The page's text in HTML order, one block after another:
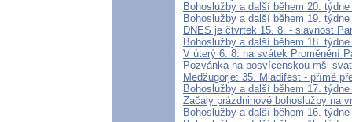
Bohoslužby a další během 20.
Bohoslužby a další během 19.
DNES je čtvrtek 15. 8. - slavnost
Bohoslužby a další během 18.
V úterý 6. 8. na svátek Proměnění
Pozvánka na posvícenskou mši
Medžugorje: 35. Mladifest - přímé
Bohoslužby a další během 17.
Začaly prázdninové bohoslužby na
Bohoslužby a další během 16.